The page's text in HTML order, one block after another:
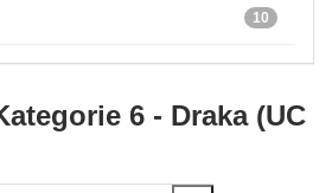
10
6 - Draka (UC